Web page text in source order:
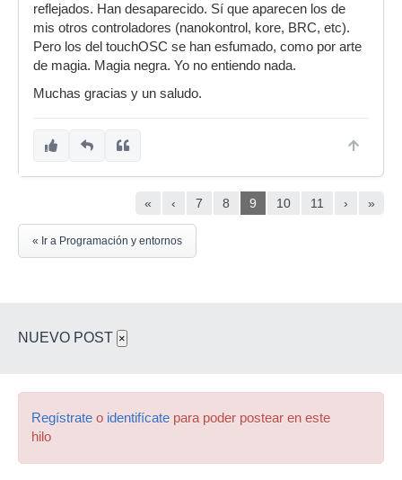
reflejados. Han desaparecido. Sí que aparecen los de
mis otros controladores (nanokontrol, kore, BRC, etc).
Pero los del touchOSC se han esfumado, como por arte
de magia. Magia negra. Yo no entiendo nada.
Muchas gracias y un saludo.
« ‹ 7 8 9 10 11 › »
« Ir a Programación y entornos
NUEVO POST ×
Regístrate o identifícate para poder postear en este
hilo